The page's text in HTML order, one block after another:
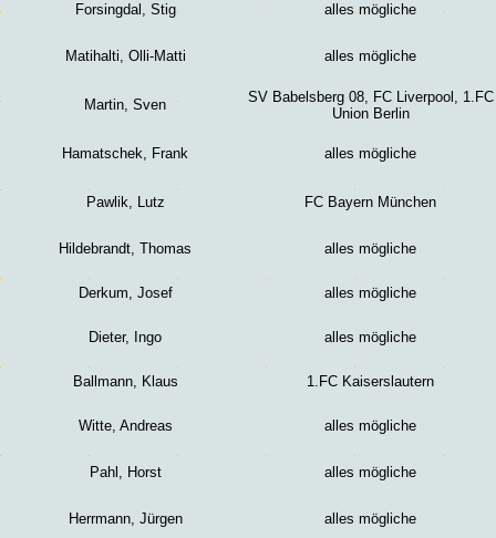
Forsingdal, Stig alles mögliche
Matihalti, Olli-Matti alles mögliche
Martin, Sven
SV Babelsberg 08, FC Liverpool, 1.FC
Union Berlin
Hamatschek, Frank alles mögliche
Pawlik, Lutz FC Bayern München
Hildebrandt, Thomas alles mögliche
Derkum, Josef alles mögliche
Dieter, Ingo alles mögliche
Ballmann, Klaus 1.FC Kaiserslautern
Witte, Andreas alles mögliche
Pahl, Horst alles mögliche
Herrmann, Jürgen alles mögliche